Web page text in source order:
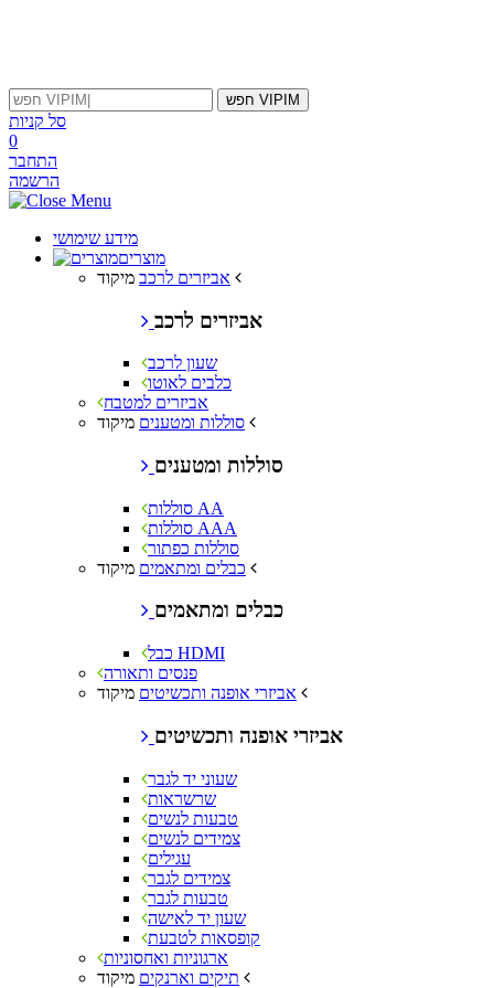
חפש VIPIM
סל קניות
0
התחבר
הרשמה
מידע שימושי
מוצרים
אביזרים לרכב
אביזרים לרכב
שעון לרכב
כלבים לאוטו
אביזרים למטבח
סוללות ומטענים
סוללות ומטענים
סוללות AA
סוללות AAA
סוללות כפתור
כבלים ומתאמים
כבלים ומתאמים
כבל HDMI
פנסים ותאורה
אביזרי אופנה ותכשיטים
אביזרי אופנה ותכשיטים
שעוני יד לגבר
שרשראות
טבעות לנשים
צמידים לנשים
עגילים
צמידים לגבר
טבעות לגבר
שעון יד לאישה
קופסאות לטבעת
ארגוניות ואחסוניות
תיקים וארנקים